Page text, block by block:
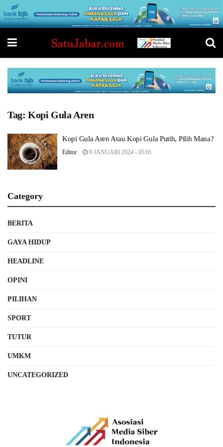
Tag: Kopi Gula Aren
Kopi Gula Aren Atau Kopi Gula Putih, Pilih Mana?
Editor 9 JANUARI 2024 - 05:01
Category
BERITA
GAYA HIDUP
HEADLINE
OPINI
PILIHAN
SPORT
TUTUR
UMKM
UNCATEGORIZED